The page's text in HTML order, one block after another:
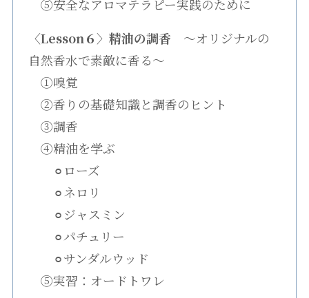
⑤安全なアロマテラピー実践のために
〈Lesson６〉精油の調香 〜オリジナルの
自然香水で素敵に香る〜
①嗅覚
②香りの基礎知識と調香のヒント
③調香
④精油を学ぶ
⚪︎ローズ
⚪︎ネロリ
⚪︎ジャスミン
⚪︎パチュリー
⚪︎サンダルウッド
⑤実習：オードトワレ